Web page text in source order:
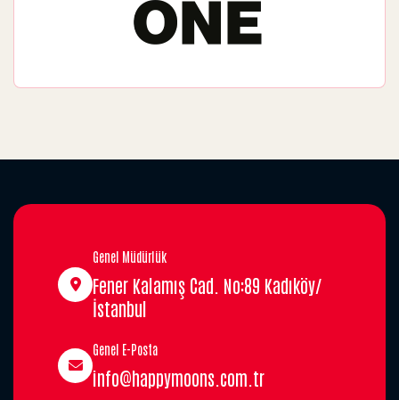
Genel Müdürlük
Fener Kalamış Cad. No:89 Kadıköy/
İstanbul
Genel E-Posta
info@happymoons.com.tr